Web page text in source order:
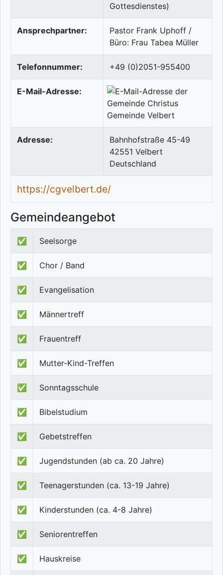
Gottesdienstes)
Ansprechpartner:
Pastor Frank Uphoff /
Büro: Frau Tabea Müller
Telefonnummer: +49 (0)2051-955400
E-Mail-Adresse:
Adresse:
Bahnhofstraße 45-49
42551 Velbert
Deutschland
https://cgvelbert.de/
Gemeindeangebot
✅ Seelsorge
✅ Chor / Band
✅ Evangelisation
✅ Männertreff
✅ Frauentreff
✅ Mutter-Kind-Treffen
✅ Sonntagsschule
✅ Bibelstudium
✅ Gebetstreffen
✅ Jugendstunden (ab ca. 20 Jahre)
✅ Teenagerstunden (ca. 13-19 Jahre)
✅ Kinderstunden (ca. 4-8 Jahre)
✅ Seniorentreffen
✅ Hauskreise